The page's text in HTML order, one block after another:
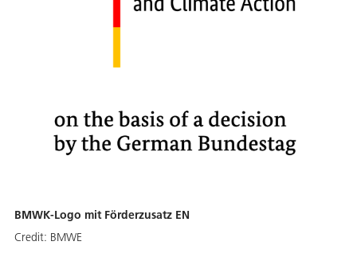
BMWK-Logo mit Förderzusatz EN
Credit: BMWE